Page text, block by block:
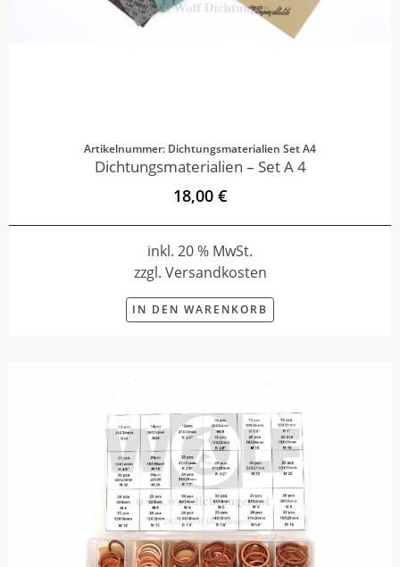
Artikelnummer: Dichtungsmaterialien Set A4
Dichtungsmaterialien – Set A 4
18,00 €
inkl. 20 % MwSt.
zzgl. Versandkosten
IN DEN WARENKORB